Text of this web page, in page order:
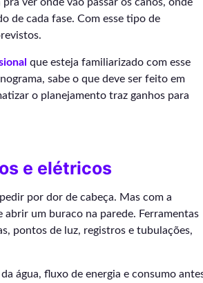
ver onde vão passar os canos, onde
de cada fase. Com esse tipo de
que esteja familiarizado com esse
sabe o que deve ser feito em
o planejamento traz ganhos para
e elétricos
por dor de cabeça. Mas com a
abrir um buraco na parede. Ferramentas
pontos de luz, registros e tubulações,
água, fluxo de energia e consumo